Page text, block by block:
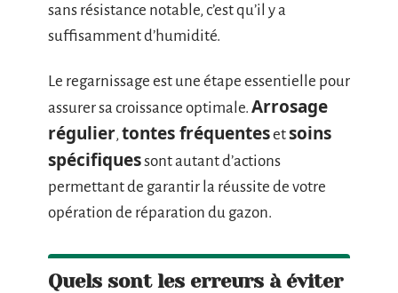
sans résistance notable, c’est qu’il y a
suffisamment d’humidité.
Le regarnissage est une étape essentielle pour
assurer sa croissance optimale. Arrosage
régulier,tontes fréquentesetsoins
spécifiquessont autant d’actions
permettant de garantir la réussite de votre
opération de réparation du gazon.
Quels sont les erreurs à éviter